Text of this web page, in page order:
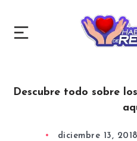
Descubre todo sobre
diciembre 13, 2018